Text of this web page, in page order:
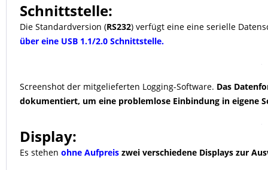
Schnittstelle:
Die Standardversion (RS232) verfügt eine eine serielle
über eine USB 1.1/2.0 Schnittstelle.
Screenshot der mitgelieferten Logging-Software. Das
dokumentiert, um eine problemlose Einbindung in eigene
Display:
Es stehen ohne Aufpreis zwei verschiedene Displays zur